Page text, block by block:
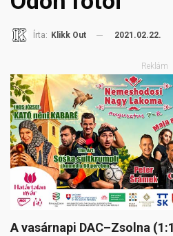
Írta: Klikk Out 2021.02.22.
Reklám
A vasárnapi DAC–Zsolna